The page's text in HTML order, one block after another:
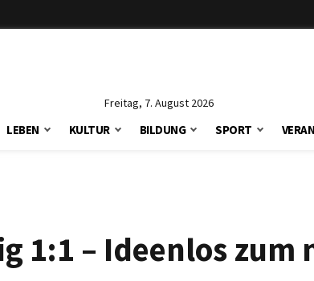
Freitag, 7. August 2026
LEBEN KULTUR BILDUNG SPORT
1:1 – Ideenlos zum